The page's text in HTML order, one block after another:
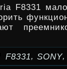
F8331
F8331, SONY